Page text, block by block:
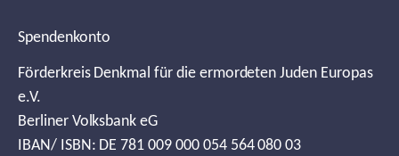
Spendenkonto
Förderkreis Denkmal für die ermordeten Juden Europas
e.V.
Berliner Volksbank eG
IBAN/ ISBN: DE 781 009 000 054 564 080 03